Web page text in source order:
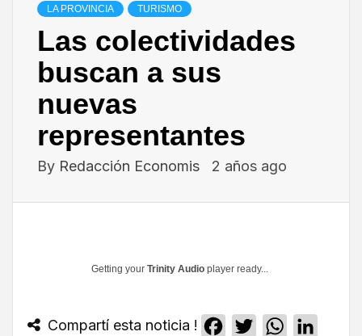
LA PROVINCIA TURISMO
Las colectividades
buscan a sus
nuevas
representantes
By Redacción Economis 2 años ago
Getting your Trinity Audio player ready...
Compartí esta noticia ! Facebook
TwitterWhatsApp